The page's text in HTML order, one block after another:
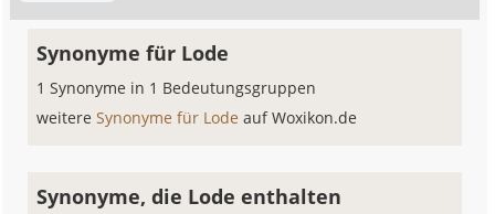
Synonyme für Lode
1 Synonyme in 1 Bedeutungsgruppen
weitereSynonyme für Lodeauf Woxikon.de
Synonyme, die Lode enthalten